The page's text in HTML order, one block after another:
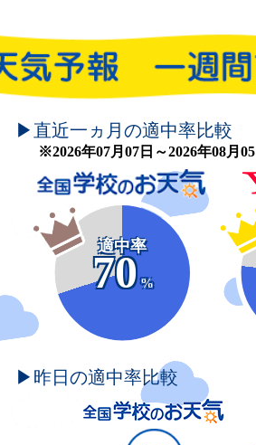
れ！学校のお天気
▶直近一ヵ月の適中率比較
※2026年07月07日～2026年08月
適中率
70
%
▶昨日の適中率比較